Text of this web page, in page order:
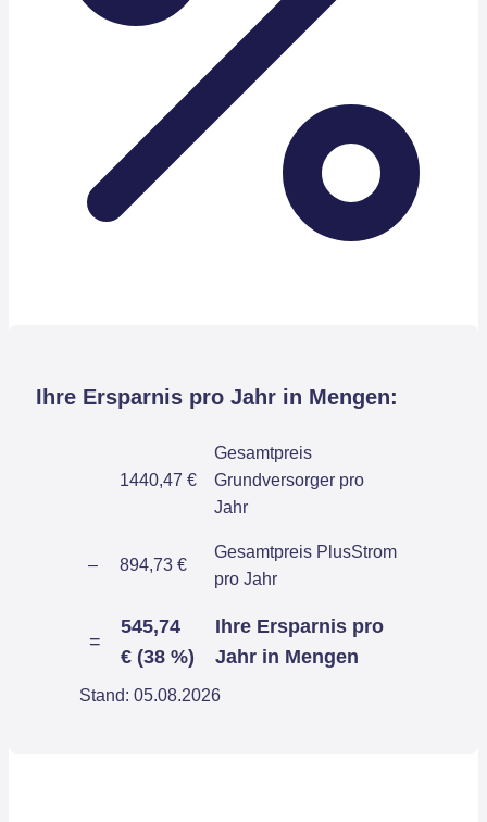
Ihre Ersparnis pro Jahr in Mengen:
1440,47 €
Gesamtpreis
Grundversorger pro
Jahr
– 894,73 €
Gesamtpreis PlusStrom
pro Jahr
=
545,74
€ (38 %)
Ihre Ersparnis pro
Jahr in Mengen
Stand: 05.08.2026